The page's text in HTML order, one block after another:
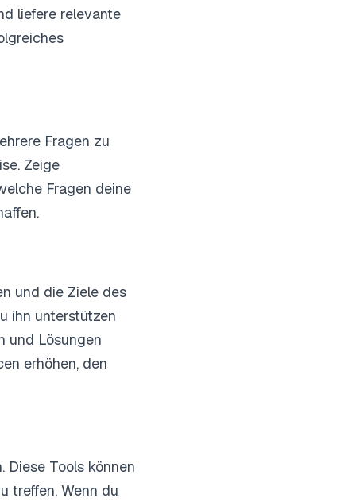
liefere relevante
Fragen zu
Zeige
Fragen deine
und die Ziele des
ihn unterstützen
und Lösungen
erhöhen, den
Diese Tools können
treffen. Wenn du